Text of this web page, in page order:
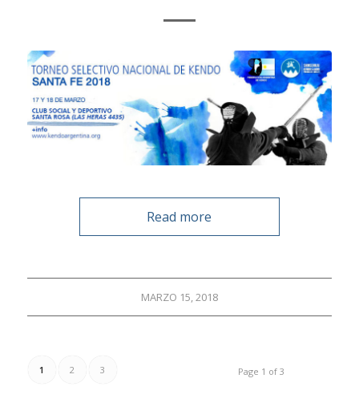
Read more
MARZO 15, 2018
Page 1 of 3
1 2 3